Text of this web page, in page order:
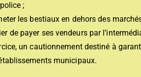
;
les bestiaux en dehors des
de payer ses vendeurs par
un cautionnement destiné à
municipaux.